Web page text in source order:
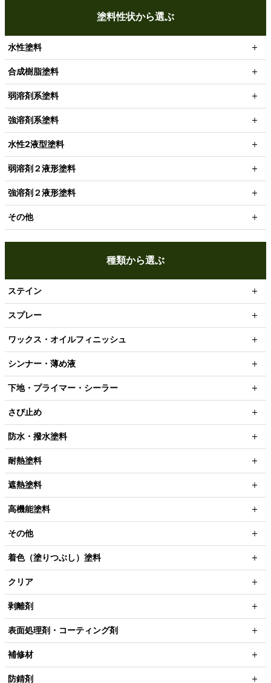
塗料性状から選ぶ
水性塗料
合成樹脂塗料
弱溶剤系塗料
強溶剤系塗料
水性2液型塗料
弱溶剤２液形塗料
強溶剤２液形塗料
その他
種類から選ぶ
ステイン
スプレー
ワックス・オイルフィニッシュ
シンナー・薄め液
下地・プライマー・シーラー
さび止め
防水・撥水塗料
耐熱塗料
遮熱塗料
高機能塗料
その他
着色（塗りつぶし）塗料
クリア
剥離剤
表面処理剤・コーティング剤
補修材
防錆剤